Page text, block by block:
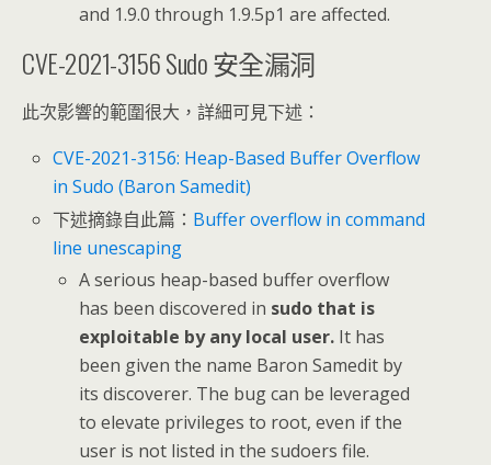
and 1.9.0 through 1.9.5p1 are affected.
CVE-2021-3156 Sudo 安全漏洞
此次影響的範圍很大，詳細可見下述：
CVE-2021-3156: Heap-Based Buffer Overflow
in Sudo (Baron Samedit)
下述摘錄自此篇： Buffer overflow in command
line unescaping
A serious heap-based buffer overflow
has been discovered in sudo that is
exploitable by any local user. It has
been given the name Baron Samedit by
its discoverer. The bug can be leveraged
to elevate privileges to root, even if the
user is not listed in the sudoers file.